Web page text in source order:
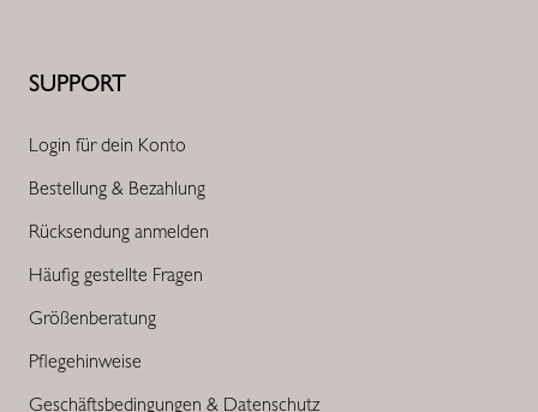
SUPPORT
Login für dein Konto
Bestellung & Bezahlung
Rücksendung anmelden
Häufig gestellte Fragen
Größenberatung
Pflegehinweise
Geschäftsbedingungen & Datenschutz